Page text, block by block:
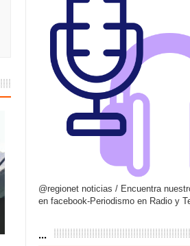
@regionet noticias / Encuentra
en facebook-Periodismo en Radio y
...